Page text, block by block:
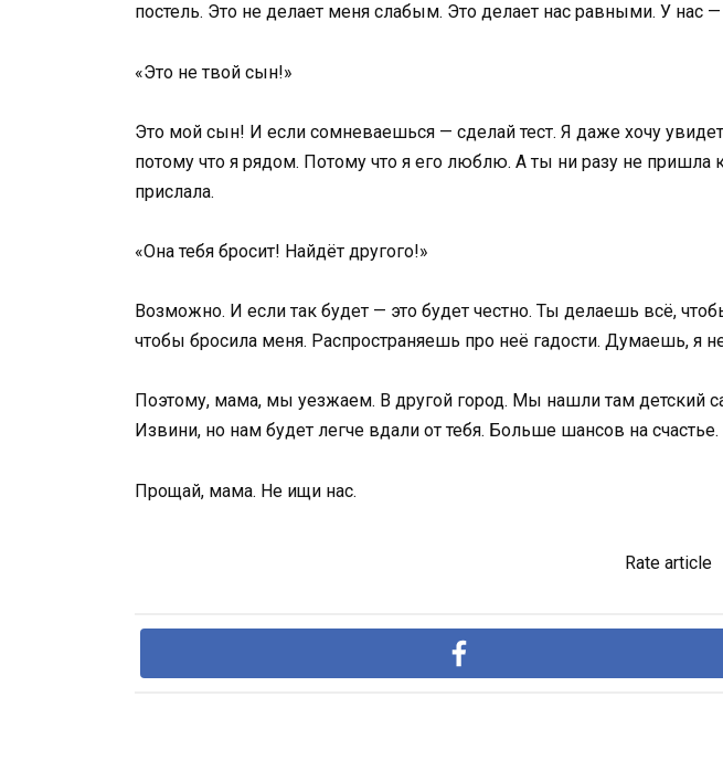
постель. Это не делает меня слабым. Это делает нас равными. У нас
«Это не твой сын!»
Это мой сын! И если сомневаешься — сделай тест. Я даже хочу
потому что я рядом. Потому что я его люблю. А ты ни разу не
прислала.
«Она тебя бросит! Найдёт другого!»
Возможно. И если так будет — это будет честно. Ты делаешь всё,
чтобы бросила меня. Распространяешь про неё гадости. Думаешь, я
Поэтому, мама, мы уезжаем. В другой город. Мы нашли там детский
Извини, но нам будет легче вдали от тебя. Больше шансов на
Прощай, мама. Не ищи нас.
Rate article